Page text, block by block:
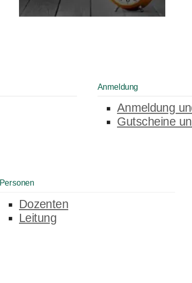
Anmeldung
Anmeldung
Gutscheine
Personen
Dozenten
Leitung